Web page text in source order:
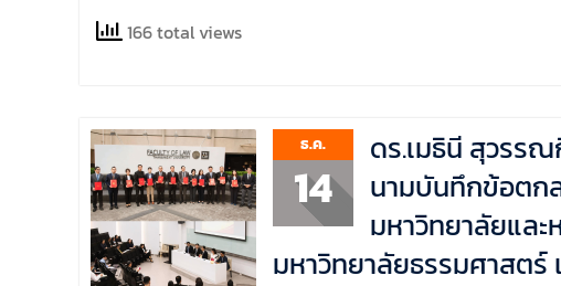
166 total views
ธ.ค.
14
ดร.เมธินี สุวรร
นามบันทึกข้อตกล
มหาวิทยาลัยแล
มหาวิทยาลัยธรรมศาสตร์